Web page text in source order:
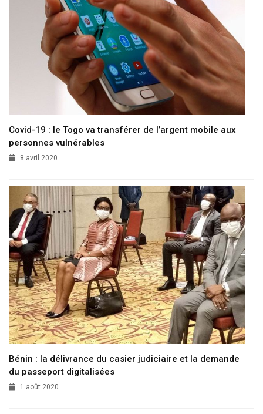
Covid-19 : le Togo va transférer de l’argent mobile aux
personnes vulnérables
8 avril 2020
Bénin : la délivrance du casier judiciaire et la demande
du passeport digitalisées
1 août 2020